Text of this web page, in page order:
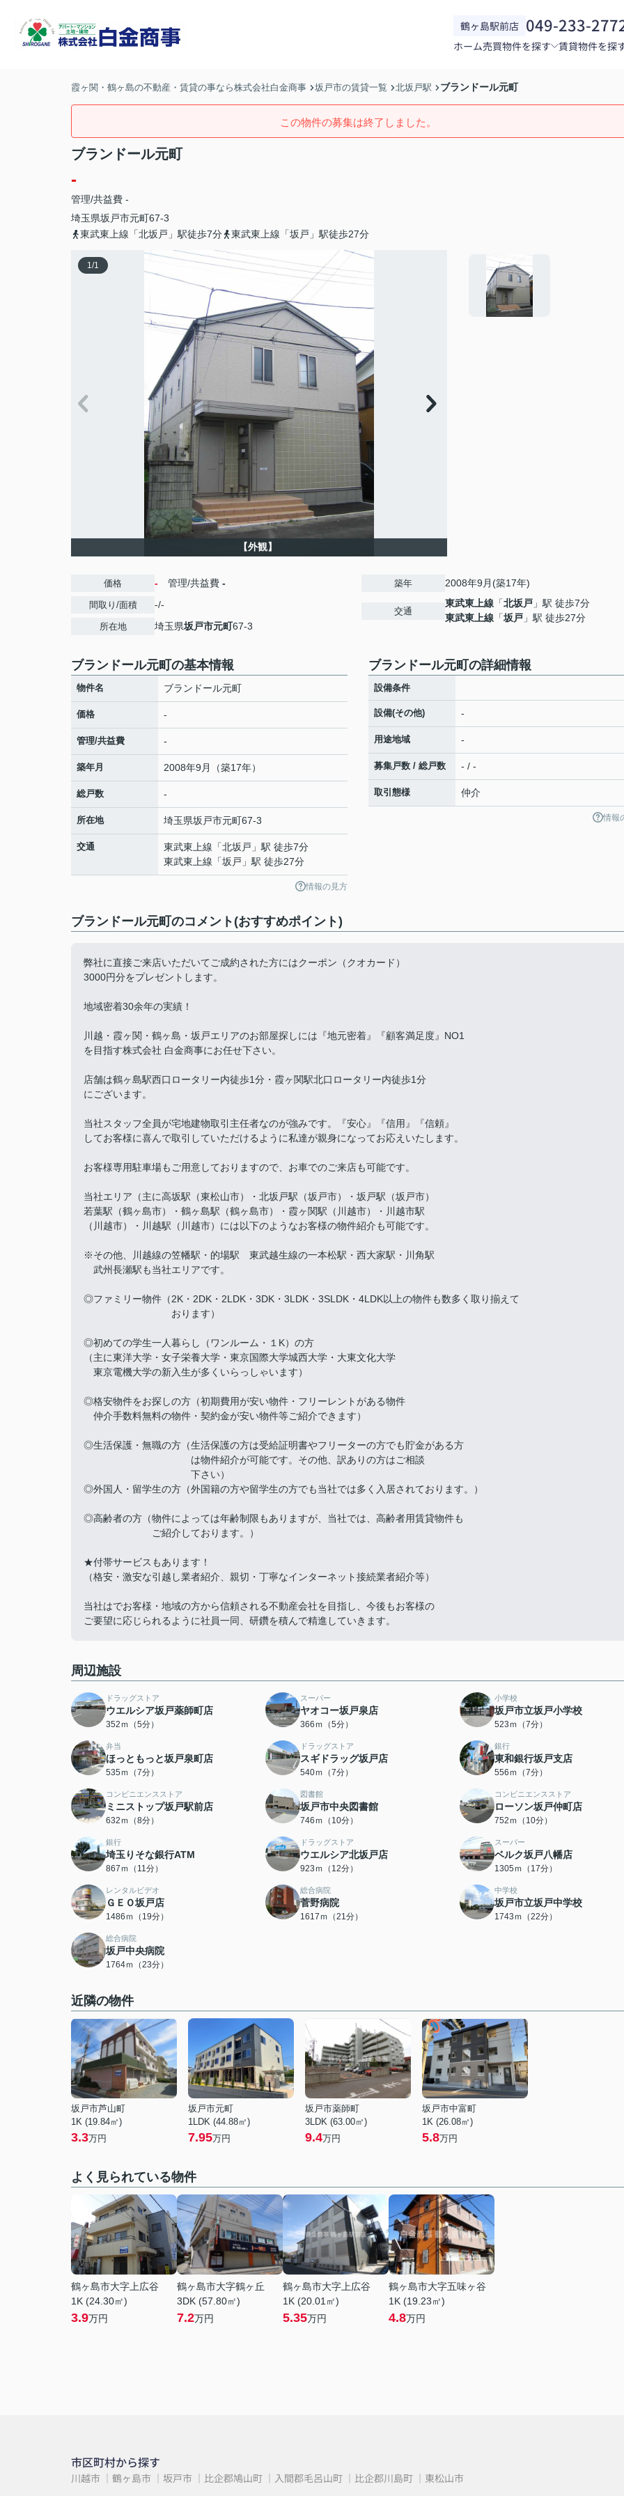
鶴ヶ島駅前店 049-233-
ホーム売買物件を探す 賃貸物件を探
霞ヶ関・鶴ヶ島の不動産・賃貸の事なら株式会社白金商事 坂戸市の賃貸一覧 北坂戸駅 ブランドール元町
この物件の募集は終了しました。
ブランドール元町
-
管理/共益費 -
埼玉県坂戸市元町67-3
東武東上線「北坂戸」駅徒歩7分
東武東上線「坂戸」駅徒歩27分
1/1
【外観】
価格 - 管理/共益費 -
間取り/面積 -/-
所在地 埼玉県坂戸市元町67-3
築年 2008年9月(築17年)
交通
東武東上線 「北坂戸 」駅 徒歩7分
東武東上線 「坂戸 」駅 徒歩27分
ブランドール元町の基本情報
物件名 ブランドール元町
価格 -
管理/共益費 -
築年月 2008年9月（築17年）
総戸数 -
所在地 埼玉県坂戸市元町67-3
交通 東武東上線 「北坂戸 」駅 徒歩7分
東武東上線 「坂戸 」駅 徒歩27分
情報の見方
ブランドール元町の詳細情報
設備条件
設備(その他) -
用途地域 -
募集戸数 / 総戸数 - / -
取引態様 仲介
情報
ブランドール元町のコメント(おすすめポイント)
弊社に直接ご来店いただいてご成約された方にはクーポン（クオカード）
3000円分をプレゼントします。
地域密着30余年の実績！
川越・霞ヶ関・鶴ヶ島・坂戸エリアのお部屋探しには『地元密着』『顧客満足度』NO1
を目指す株式会社 白金商事にお任せ下さい。
店舗は鶴ヶ島駅西口ロータリー内徒歩1分・霞ヶ関駅北口ロータリー内徒歩1分
にございます。
当社スタッフ全員が宅地建物取引主任者なのが強みです。『安心』『信用』『信頼』
してお客様に喜んで取引していただけるように私達が親身になってお応えいたします。
お客様専用駐車場もご用意しておりますので、お車でのご来店も可能です。
当社エリア（主に高坂駅（東松山市）・北坂戸駅（坂戸市）・坂戸駅（坂戸市）
若葉駅（鶴ヶ島市）・鶴ヶ島駅（鶴ヶ島市）・霞ヶ関駅（川越市）・川越市駅
（川越市）・川越駅（川越市）には以下のようなお客様の物件紹介も可能です。
※その他、川越線の笠幡駅・的場駅 東武越生線の一本松駅・西大家駅・川角駅
武州長瀬駅も当社エリアです。
◎ファミリー物件（2K・2DK・2LDK・3DK・3LDK・3SLDK・4LDK以上の物件も数多く取り揃えて
おります）
◎初めての学生一人暮らし（ワンルーム・１K）の方
（主に東洋大学・女子栄養大学・東京国際大学城西大学・大東文化大学
東京電機大学の新入生が多くいらっしゃいます）
◎格安物件をお探しの方（初期費用が安い物件・フリーレントがある物件
仲介手数料無料の物件・契約金が安い物件等ご紹介できます）
◎生活保護・無職の方（生活保護の方は受給証明書やフリーターの方でも貯金がある方
は物件紹介が可能です。その他、訳ありの方はご相談
下さい）
◎外国人・留学生の方（外国籍の方や留学生の方でも当社では多く入居されております。）
◎高齢者の方（物件によっては年齢制限もありますが、当社では、高齢者用賃貸物件も
ご紹介しております。）
★付帯サービスもあります！
（格安・激安な引越し業者紹介、親切・丁寧なインターネット接続業者紹介等）
当社はでお客様・地域の方から信頼される不動産会社を目指し、今後もお客様の
ご要望に応じられるように社員一同、研鑽を積んで精進していきます。
周辺施設
ドラッグストア
ウエルシア坂戸薬師町店
352ｍ（5分）
スーパー
ヤオコー坂戸泉店
366ｍ（5分）
小学校
坂戸市立坂戸小学校
523ｍ（7分）
弁当
ほっともっと坂戸泉町店
535ｍ（7分）
ドラッグストア
スギドラッグ坂戸店
540ｍ（7分）
銀行
東和銀行坂戸支店
556ｍ（7分）
コンビニエンスストア
ミニストップ坂戸駅前店
632ｍ（8分）
図書館
坂戸市中央図書館
746ｍ（10分）
コンビニエンスストア
ローソン坂戸仲町店
752ｍ（10分）
銀行
埼玉りそな銀行ATM
867ｍ（11分）
ドラッグストア
ウエルシア北坂戸店
923ｍ（12分）
スーパー
ベルク坂戸八幡店
1305ｍ（17分）
レンタルビデオ
ＧＥＯ坂戸店
1486ｍ（19分）
総合病院
菅野病院
1617ｍ（21分）
中学校
坂戸市立坂戸中学校
1743ｍ（22分）
総合病院
坂戸中央病院
1764ｍ（23分）
近隣の物件
坂戸市芦山町
1K (19.84㎡)
3.3万円
坂戸市元町
1LDK (44.88㎡)
7.95万円
坂戸市薬師町
3LDK (63.00㎡)
9.4万円
坂戸市中富町
1K (26.08㎡)
5.8万円
よく見られている物件
鶴ヶ島市大字上広谷
1K (24.30㎡)
3.9万円
鶴ヶ島市大字鶴ヶ丘
3DK (57.80㎡)
7.2万円
鶴ヶ島市大字上広谷
1K (20.01㎡)
5.35万円
鶴ヶ島市大字五味ヶ谷
1K (19.23㎡)
4.8万円
市区町村から探す
川越市 鶴ヶ島市 坂戸市 比企郡鳩山町 入間郡毛呂山町 比企郡川島町 東松山市